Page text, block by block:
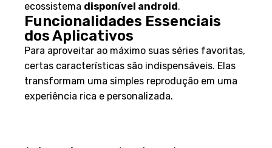
ecossistema disponível android .
Funcionalidades Essenciais
dos Aplicativos
Para aproveitar ao máximo suas séries favoritas,
certas características são indispensáveis. Elas
transformam uma simples reprodução em uma
experiência rica e personalizada.